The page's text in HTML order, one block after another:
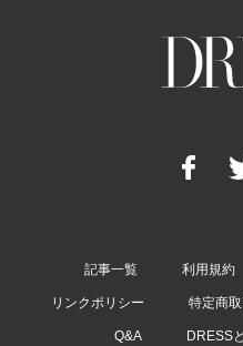
記事一覧 利用規約
リンクポリシー 特定商
Q&A DRESS